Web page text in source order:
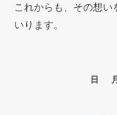
これからも、その想
いります。
日